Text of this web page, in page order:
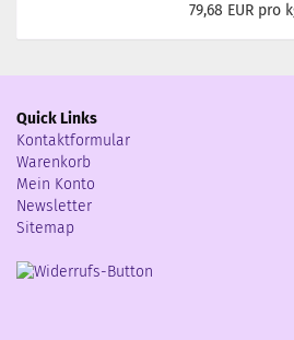
79,68 EUR pro
Quick Links
Kontaktformular
Warenkorb
Mein Konto
Newsletter
Sitemap